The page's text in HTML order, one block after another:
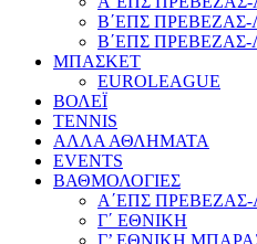
Β΄ΕΠΣ
Β΄ΕΠΣ
ΜΠΑΣΚΕΤ
EUROLEAGUE
ΒΟΛΕΪ
TENNIS
ΑΛΛΑ ΑΘΛΗΜΑΤΑ
EVENTS
ΒΑΘΜΟΛΟΓΙΕΣ
Α΄ΕΠΣ
Γ΄ ΕΘΝΙΚΗ
Γ’ ΕΘΝΙΚΗ